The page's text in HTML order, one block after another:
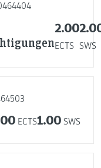
2.00
ECTS SWS
ECTS1.00 SWS